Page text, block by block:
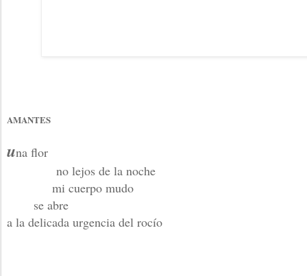
AMANTES
una flor
no lejos de la noche
mi cuerpo mudo
se abre
a la delicada urgencia del rocío